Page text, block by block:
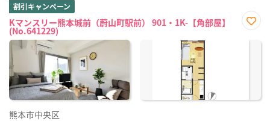
割引キャンペーン
Kマンスリー熊本城前（蔚山町駅前） 901・1K-【角部屋】
(No.641229)
に入
熊本市中央区